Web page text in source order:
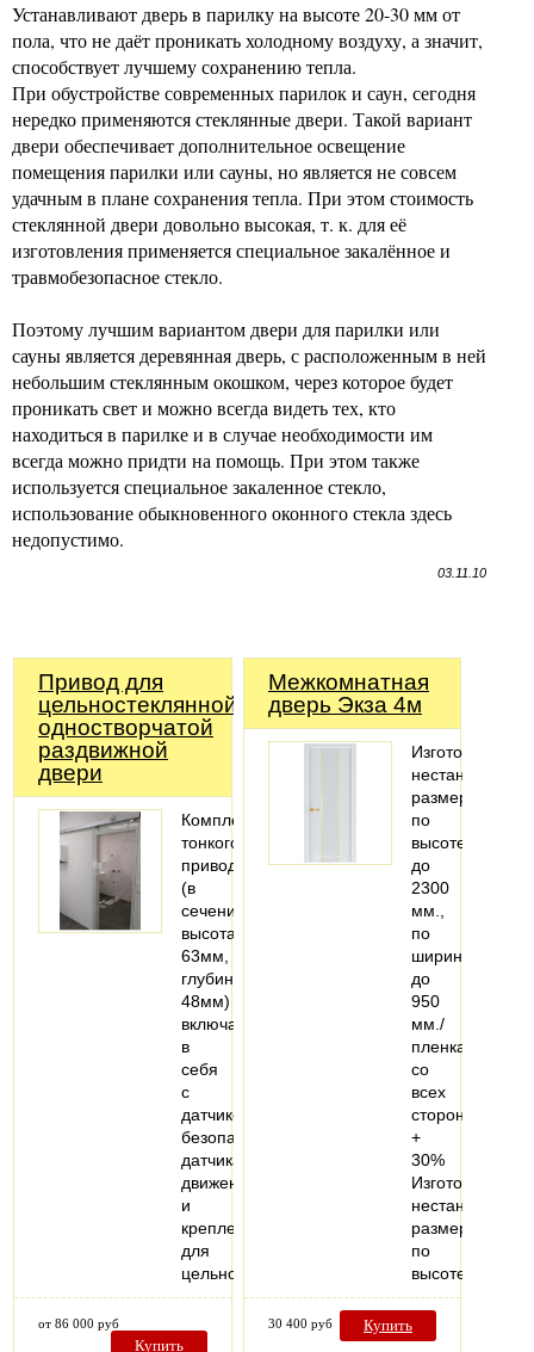
Устанавливают дверь в парилку на высоте 20-30 мм от
пола, что не даёт проникать холодному воздуху, а значит,
способствует лучшему сохранению тепла.
При обустройстве современных парилок и саун, сегодня
нередко применяются стеклянные двери. Такой вариант
двери обеспечивает дополнительное освещение
помещения парилки или сауны, но является не совсем
удачным в плане сохранения тепла. При этом стоимость
стеклянной двери довольно высокая, т. к. для её
изготовления применяется специальное закалённое и
травмобезопасное стекло.
Поэтому лучшим вариантом двери для парилки или
сауны является деревянная дверь, с расположенным в ней
небольшим стеклянным окошком, через которое будет
проникать свет и можно всегда видеть тех, кто
находиться в парилке и в случае необходимости им
всегда можно придти на помощь. При этом также
используется специальное закаленное стекло,
использование обыкновенного оконного стекла здесь
недопустимо.
03.11.10
Привод для
цельностеклянной
одностворчатой
раздвижной
двери
Комплект
тонкого
привода
(в
сечении:
высота
63мм,
глубина
48мм)
включает
в
себя
с
датчиком
безопасности,
датчиками
движения
и
крепления
для
цельностеклянной…
от 86 000 руб
Купить
Межкомнатная
дверь Экза 4м
Изготовление
нестандартных
размеров
по
высоте
до
2300
мм.,
по
ширине
до
950
мм./
пленка
со
всех
сторон
+
30%
Изготовление
нестандартных
размеров
по
высоте…
30 400 руб Купить